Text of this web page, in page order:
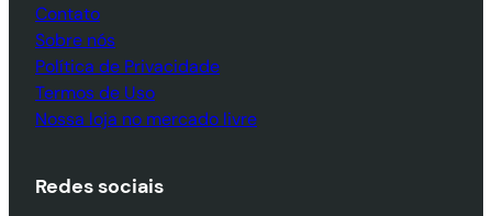
Contato
Sobre nós
Política de Privacidade
Termos de Uso
Nossa loja no mercado livre
Redes sociais